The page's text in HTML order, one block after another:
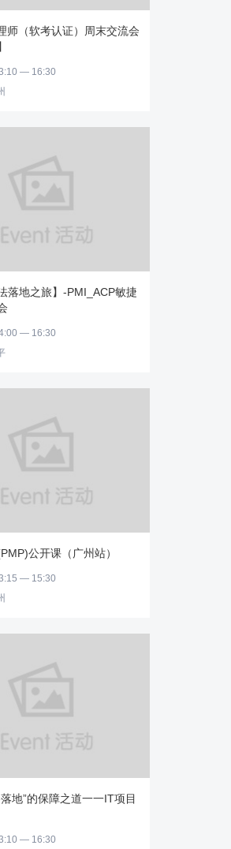
师（软考认证）周末交流会
— 16:30
落地之旅】-PMI_ACP敏捷
— 16:30
公开课（广州站）
— 15:30
地”的保障之道一一IT项目
— 16:30